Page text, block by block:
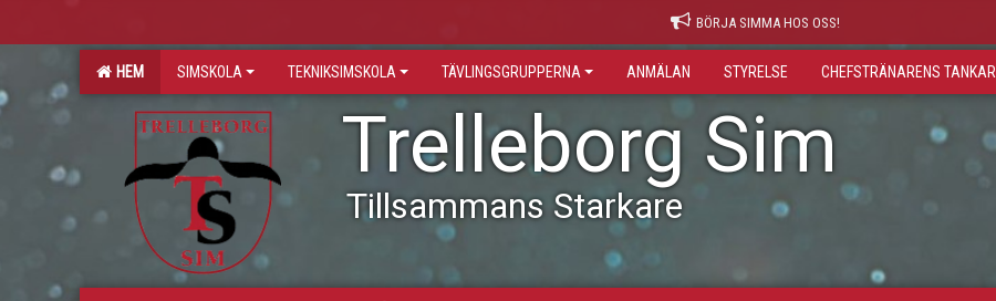
BÖRJA SIMMA HOS OSS!
HEM SIMSKOLA TEKNIKSIMSKOLA TÄVLINGSGRUPPERNA ANMÄLAN STYRELSE CHEFSTRÄNARENS TANKAR
Trelleborg Sim
Tillsammans Starkare